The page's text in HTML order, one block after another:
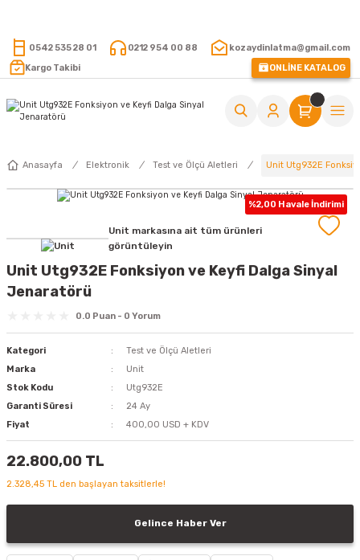
0542 535 28 01 0212 954 00 88
kozaydinlatma@gmail.com
Kargo Takibi
ONLİNE KATALOG
Anasayfa Elektronik Test ve Ölçü Aletleri Unit Utg932E
%2,00 Havale İndirimi
Unit markasına ait tüm ürünleri
görüntüleyin
Unit Utg932E Fonksiyon ve Keyfi Dalga Sinyal
Jenaratörü
0.0 Puan - 0 Yorum
Kategori
Test ve Ölçü Aletleri
Marka
Unit
Stok Kodu
Utg932E
Garanti Süresi
24 Ay
Fiyat
400,00 USD + KDV
22.800,00 TL
2.328,45 TL den başlayan taksitlerle!
Gelince Haber Ver